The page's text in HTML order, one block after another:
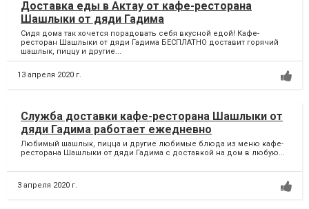
Доставка еды в Актау от кафе-ресторана
Шашлыки от дяди Гадима
Сидя дома так хочется порадовать себя вкусной едой! Кафе-
ресторан Шашлыки от дяди Гадима БЕСПЛАТНО доставит горячий
шашлык, пиццу и другие...
13 апреля 2020 г.
Служба доставки кафе-ресторана Шашлыки от
дяди Гадима работает ежедневно
Любимый шашлык, пицца и другие любимые блюда из меню кафе-
ресторана Шашлыки от дяди Гадима с доставкой на дом в любую...
3 апреля 2020 г.